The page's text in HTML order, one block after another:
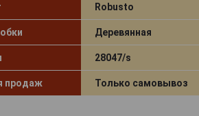
Robusto
Деревянная
28047/s
продаж Только самовывоз